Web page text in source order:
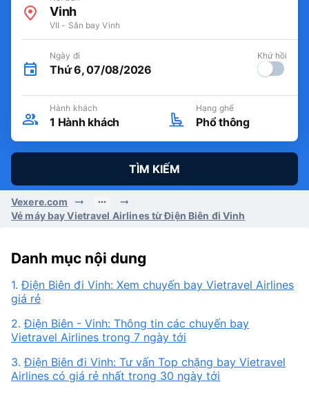
Vinh
VII - Sân bay Vinh
Ngày đi
Thứ 6, 07/08/2026
Khứ hồi
Hành khách
1 Hành khách
Hạng ghế
Phổ thông
TÌM KIẾM
Vexere.com
Vé máy bay Vietravel Airlines từ Điện Biên đi Vinh
Danh mục nội dung
1.Điện Biên đi Vinh: Xem chuyến bay Vietravel Airlines
giá rẻ
2.Điện Biên - Vinh: Thông tin các chuyến bay
Vietravel Airlines trong 7 ngày tới
3.Điện Biên đi Vinh: Tư vấn Top chặng bay Vietravel
Airlines có giá rẻ nhất trong 30 ngày tới